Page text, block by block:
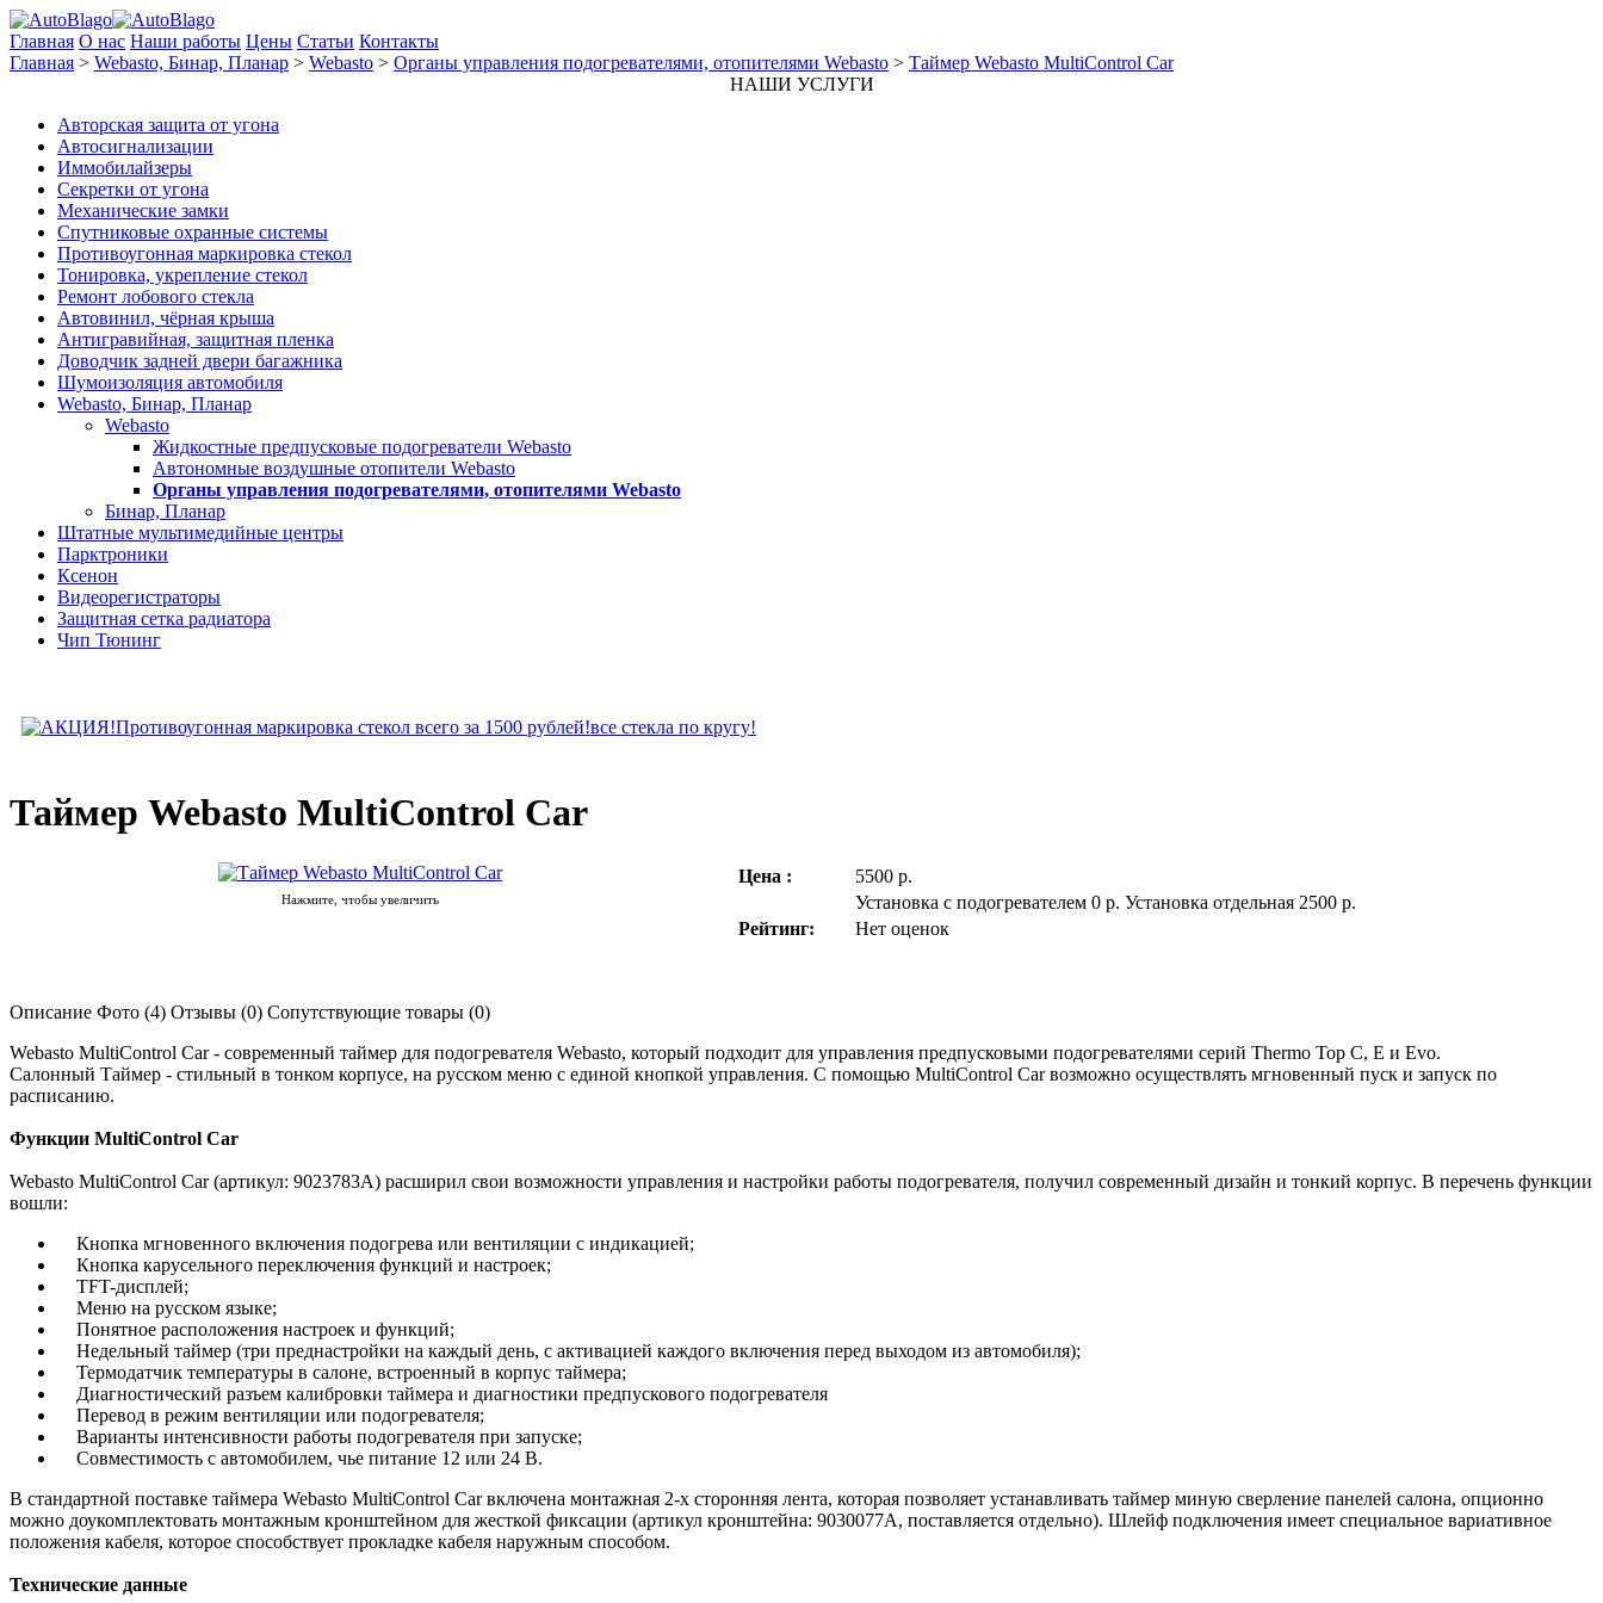
Главная О нас Наши работы Цены Статьи Контакты
Главная > Webasto, Бинар, Планар > Webasto > Органы управления подогревателями, отопителями Webasto > Таймер Webasto MultiControl Car
НАШИ УСЛУГИ
Авторская защита от угона
Автосигнализации
Иммобилайзеры
Секретки от угона
Механические замки
Спутниковые охранные системы
Противоугонная маркировка стекол
Тонировка, укрепление стекол
Ремонт лобового стекла
Автовинил, чёрная крыша
Антигравийная, защитная пленка
Доводчик задней двери багажника
Шумоизоляция автомобиля
Webasto, Бинар, Планар
Webasto
Жидкостные предпусковые подогреватели Webasto
Автономные воздушные отопители Webasto
Органы управления подогревателями, отопителями Webasto
Бинар, Планар
Штатные мультимедийные центры
Парктроники
Ксенон
Видеорегистраторы
Защитная сетка радиатора
Чип Тюнинг
Таймер Webasto MultiControl Car
Нажмите, чтобы увеличить
Цена :
5500 р.
Установка с подогревателем 0 р. Установка отдельная 2500 р.
Рейтинг:
Нет оценок
Описание Фото (4) Отзывы (0) Сопутствующие товары (0)
Webasto MultiControl Car - современный таймер для подогревателя Webasto, который подходит для управления предпусковыми подогревателями серий Thermo Top C, E и Evo.
Салонный Таймер - стильный в тонком корпусе, на русском меню с единой кнопкой управления. С помощью MultiControl Car возможно осуществлять мгновенный пуск и запуск по
расписанию.
Функции MultiControl Car
Webasto MultiControl Car (артикул: 9023783A) расширил свои возможности управления и настройки работы подогревателя, получил современный дизайн и тонкий корпус. В перечень функции
вошли:
Кнопка мгновенного включения подогрева или вентиляции с индикацией;
Кнопка карусельного переключения функций и настроек;
TFT-дисплей;
Меню на русском языке;
Понятное расположения настроек и функций;
Недельный таймер (три преднастройки на каждый день, с активацией каждого включения перед выходом из автомобиля);
Термодатчик температуры в салоне, встроенный в корпус таймера;
Диагностический разъем калибровки таймера и диагностики предпускового подогревателя
Перевод в режим вентиляции или подогревателя;
Варианты интенсивности работы подогревателя при запуске;
Совместимость с автомобилем, чье питание 12 или 24 В.
В стандартной поставке таймера Webasto MultiControl Car включена монтажная 2-х сторонняя лента, которая позволяет устанавливать таймер миную сверление панелей салона, опционно
можно доукомплектовать монтажным кронштейном для жесткой фиксации (артикул кронштейна: 9030077A, поставляется отдельно). Шлейф подключения имеет специальное вариативное
положения кабеля, которое способствует прокладке кабеля наружным способом.
Технические данные